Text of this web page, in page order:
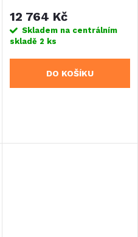
12 764 Kč
Skladem na centrálním
skladě 2 ks
DO KOŠÍKU